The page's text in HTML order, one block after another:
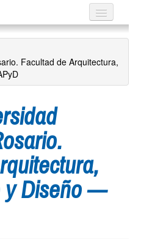
Facultad de Arquitectura,
y Diseño —